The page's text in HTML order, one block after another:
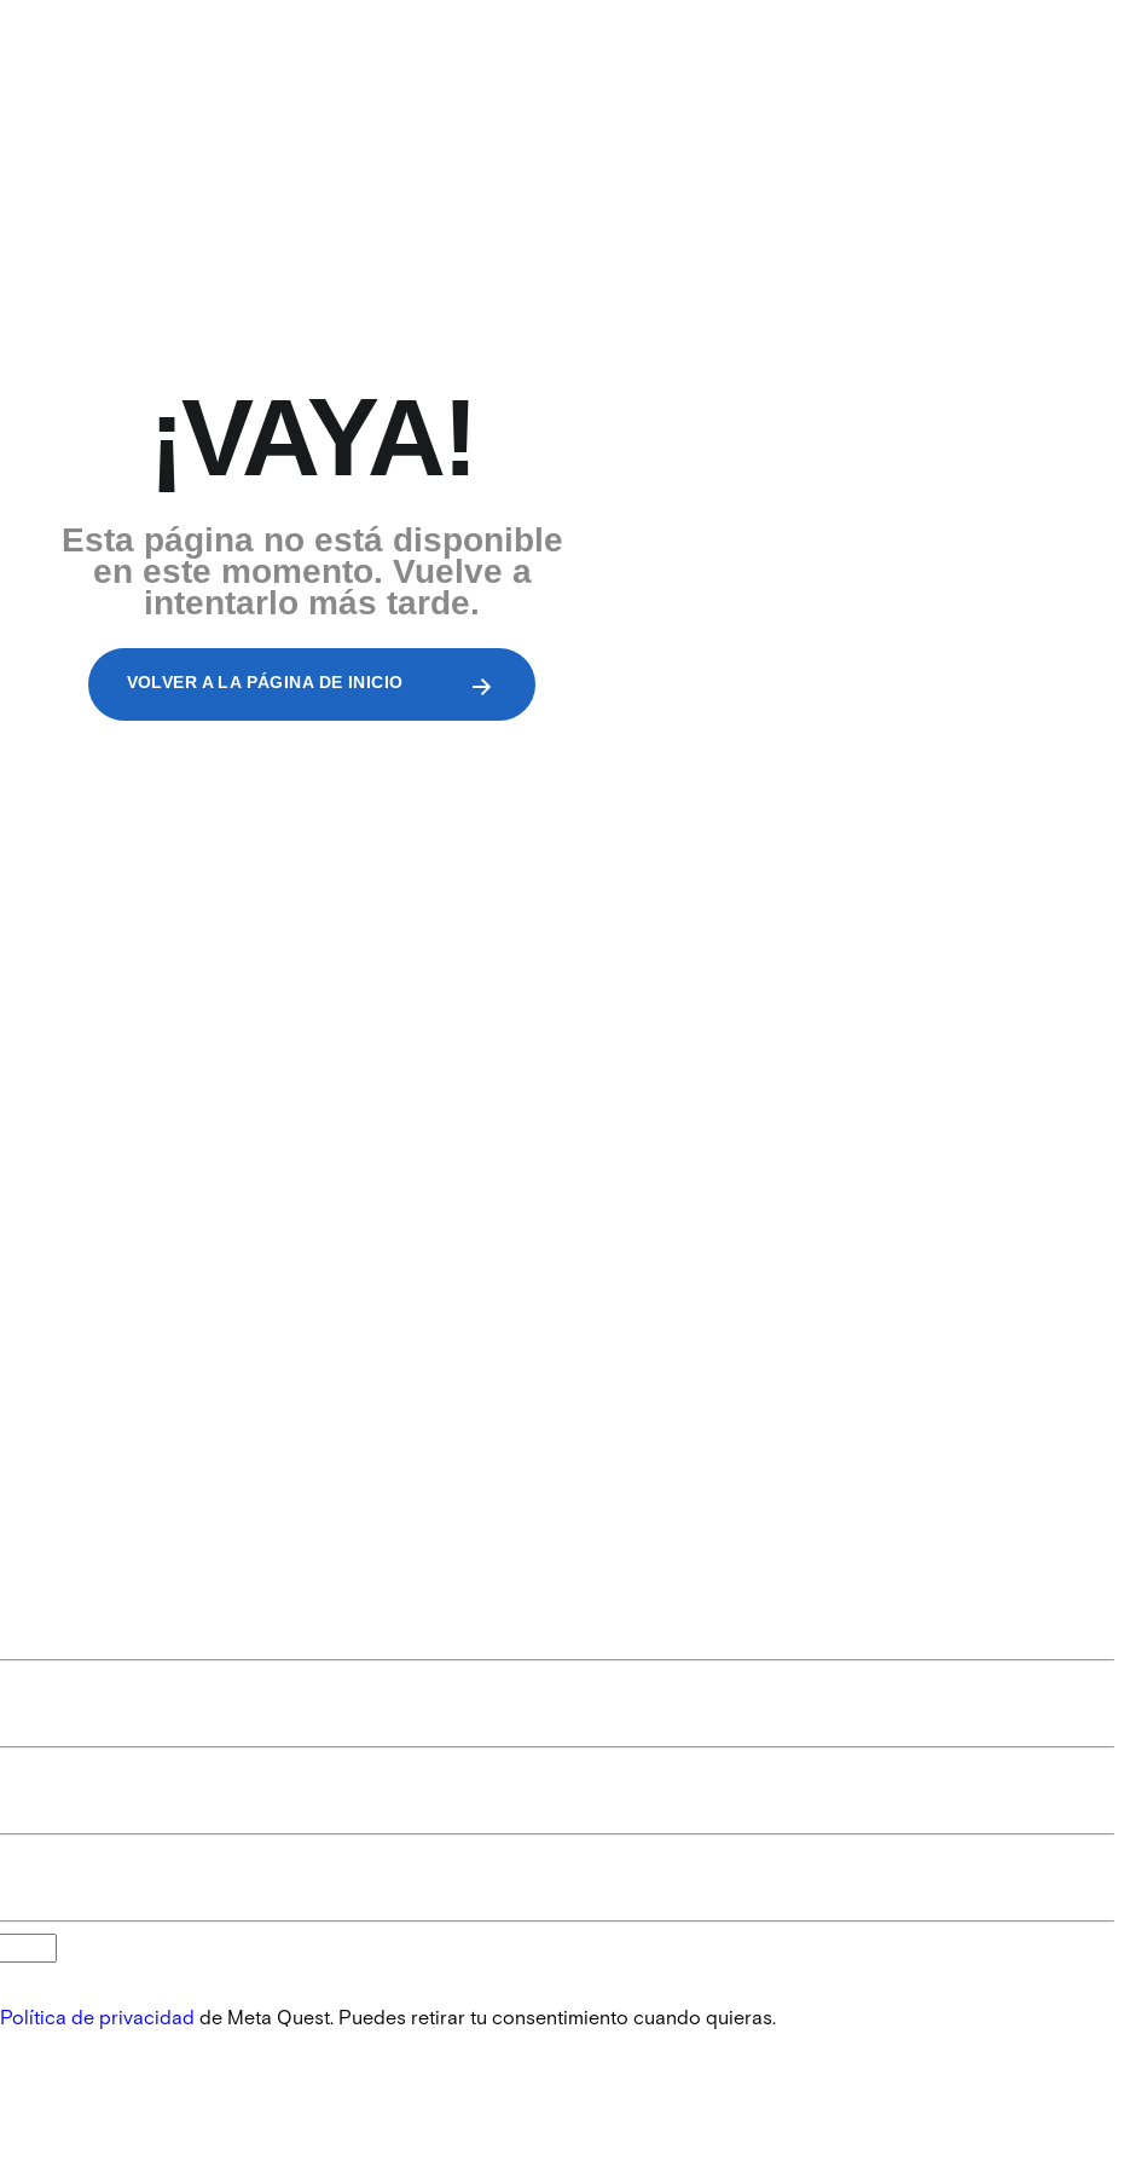
¡VAYA!
Esta página no está disponible
en este momento. Vuelve a
intentarlo más tarde.
VOLVER A LA PÁGINA DE INICIO
Política de privacidad de Meta Quest. Puedes retirar tu consentimiento cuando quieras.